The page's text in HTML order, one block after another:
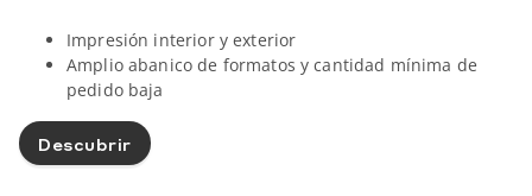
Impresión interior y exterior
Amplio abanico de formatos y cantidad mínima de
pedido baja
Descubrir